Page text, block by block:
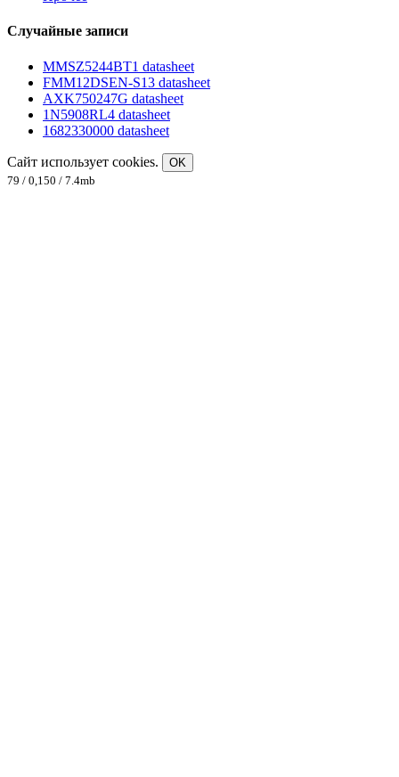
Случайные записи
MMSZ5244BT1 datasheet
FMM12DSEN-S13 datasheet
AXK750247G datasheet
1N5908RL4 datasheet
1682330000 datasheet
Сайт использует cookies.
OK
79 / 0,150 / 7.4mb